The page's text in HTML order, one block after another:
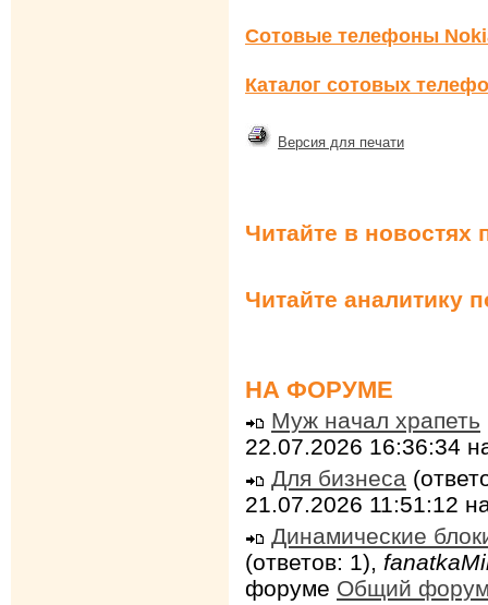
Сотовые телефоны
Каталог сотовых
Версия для печати
Читайте в новостях
Читайте аналитику
НА ФОРУМЕ
Муж начал храпеть
22.07.2026 16:36:34
Для бизнеса
21.07.2026 11:51:12
Динамические
(ответов: 1),
форуме Общий